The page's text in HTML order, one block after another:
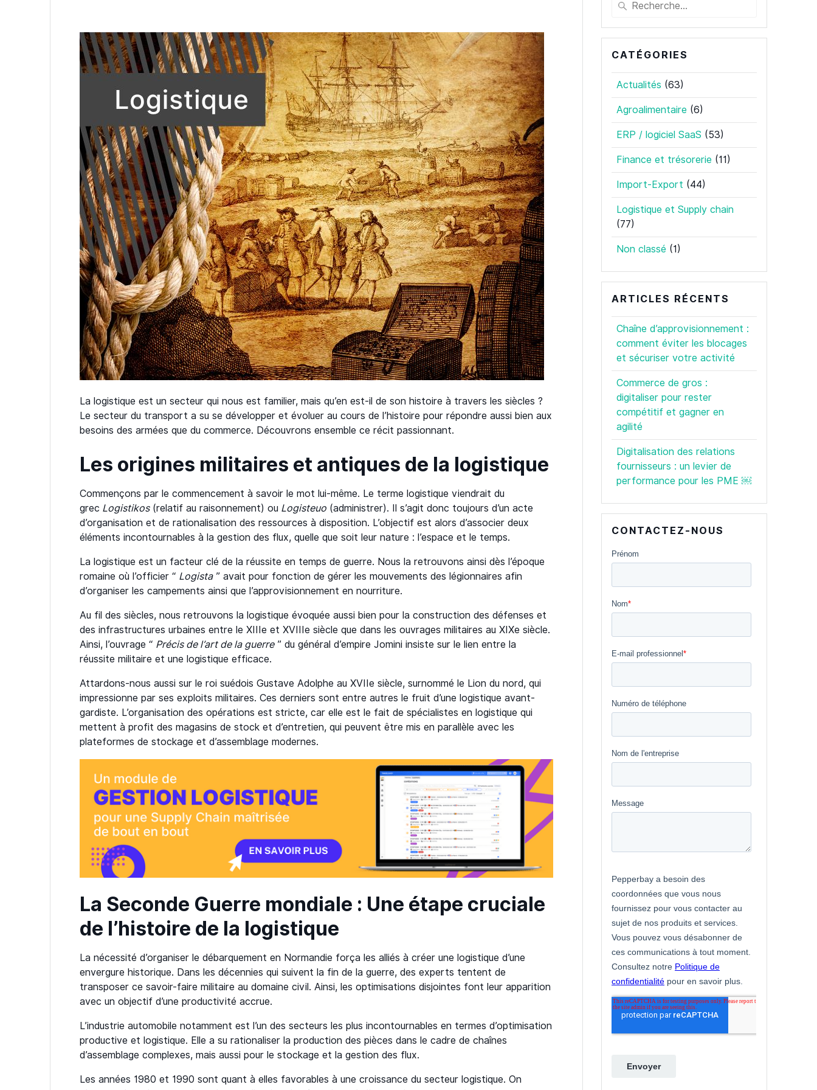
La logistique est un secteur qui nous est familier, mais qu’en est-il de son histoire à travers les siècles ?
Le secteur du transport a su se développer et évoluer au cours de l’histoire pour répondre aussi bien aux
besoins des armées que du commerce. Découvrons ensemble ce récit passionnant.
Les origines militaires et antiques de la logistique
Commençons par le commencement à savoir le mot lui-même. Le terme logistique viendrait du
grec Logistikos(relatif au raisonnement) ou Logisteuo (administrer). Il s’agit donc toujours d’un acte
d’organisation et de rationalisation des ressources à disposition. L’objectif est alors d’associer deux
éléments incontournables à la gestion des flux, quelle que soit leur nature : l’espace et le temps.
La logistique est un facteur clé de la réussite en temps de guerre. Nous la retrouvons ainsi dès l’époque
romaine où l’officier “ Logista” avait pour fonction de gérer les mouvements des légionnaires afin
d’organiser les campements ainsi que l’approvisionnement en nourriture.
Au fil des siècles, nous retrouvons la logistique évoquée aussi bien pour la construction des défenses et
des infrastructures urbaines entre le XIIIe et XVIIIe siècle que dans les ouvrages militaires au XIXe siècle.
Ainsi, l’ouvrage “ Précis de l’art de la guerre” du général d’empire Jomini insiste sur le lien entre la
réussite militaire et une logistique efficace.
Attardons-nous aussi sur le roi suédois Gustave Adolphe au XVIIe siècle, surnommé le Lion du nord, qui
impressionne par ses exploits militaires. Ces derniers sont entre autres le fruit d’une logistique avant-
gardiste. L’organisation des opérations est stricte, car elle est le fait de spécialistes en logistique qui
mettent à profit des magasins de stock et d’entretien, qui peuvent être mis en parallèle avec les
plateformes de stockage et d’assemblage modernes.
La Seconde Guerre mondiale : Une étape cruciale
de l’histoire de la logistique
La nécessité d’organiser le débarquement en Normandie força les alliés à créer une logistique d’une
envergure historique. Dans les décennies qui suivent la fin de la guerre, des experts tentent de
transposer ce savoir-faire militaire au domaine civil. Ainsi, les optimisations disjointes font leur apparition
avec un objectif d’une productivité accrue.
L’industrie automobile notamment est l’un des secteurs les plus incontournables en termes d’optimisation
productive et logistique. Elle a su rationaliser la production des pièces dans le cadre de chaînes
d’assemblage complexes, mais aussi pour le stockage et la gestion des flux.
Les années 1980 et 1990 sont quant à elles favorables à une croissance du secteur logistique. On
:
CATÉGORIES
Actualités (63)
Agroalimentaire (6)
ERP / logiciel SaaS (53)
Finance et trésorerie (11)
Import-Export (44)
Logistique et Supply chain
(77)
Non classé (1)
ARTICLES RÉCENTS
Chaîne d’approvisionnement :
comment éviter les blocages
et sécuriser votre activité
Commerce de gros :
digitaliser pour rester
compétitif et gagner en
agilité
Digitalisation des relations
fournisseurs : un levier de
performance pour les PME ￼
CONTACTEZ-NOUS